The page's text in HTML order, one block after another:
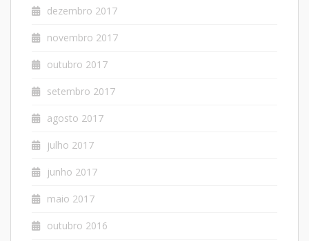
dezembro 2017
novembro 2017
outubro 2017
setembro 2017
agosto 2017
julho 2017
junho 2017
maio 2017
outubro 2016